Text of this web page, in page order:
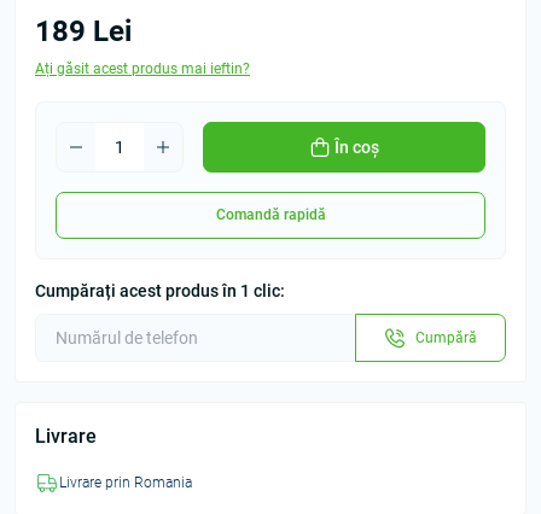
189 Lei
Ați găsit acest produs mai ieftin?
În coș
Comandă rapidă
Cumpărați acest produs în 1 clic:
Cumpără
Livrare
Livrare prin Romania